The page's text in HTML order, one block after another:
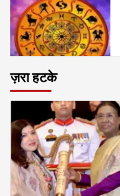
ज़रा हटके